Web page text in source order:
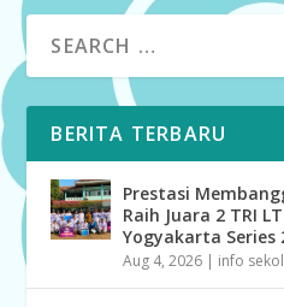
BERITA TERBARU
Prestasi
Raih Juara 2 TRI
Yogyakarta Series
Aug 4, 2026 | info